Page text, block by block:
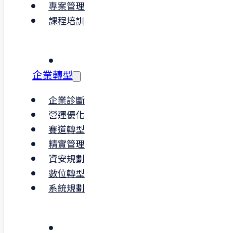
專案管理
課程培訓
企業轉型
企業診斷
營運優化
賽道轉型
精實管理
資安規劃
數位轉型
系統規劃
領域。透過 ISO 45001 認證，企
以建立有效的安全管理系統，減
技術設備操作或高強度工作，
45001 認證確保工作場所的安全
到位，降低工傷風險，保障員工
心健康，有助於提升生產效率與
滿意度。